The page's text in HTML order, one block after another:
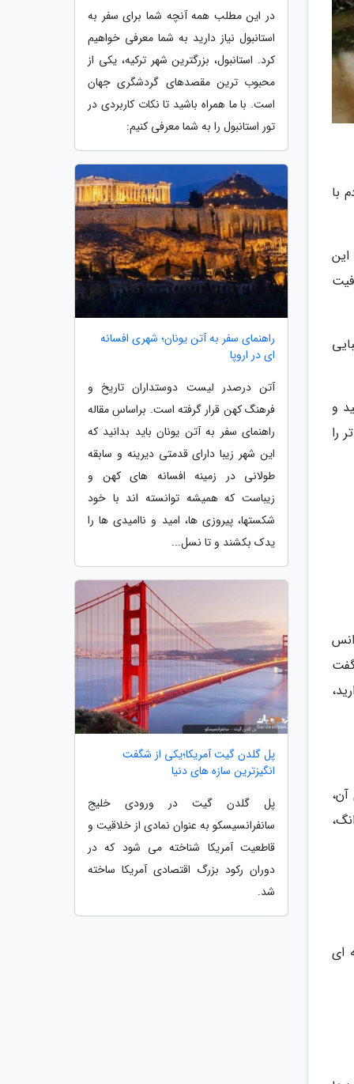
با
و
را
ای
در این مطلب همه آنچه شما برای سفر به
استانبول نیاز دارید به شما معرفی خواهیم
کرد. استانبول، بزرگترین شهر ترکیه، یکی از
محبوب ترین مقصدهای گردشگری جهان
است. با ما همراه باشید تا نکات کاربردی در
تور استانبول را به شما معرفی کنیم:
راهنمای سفر به آتن یونان؛ شهری افسانه
ای در اروپا
آتن درصدر لیست دوستداران تاریخ و
فرهنگ کهن قرار گرفته است. براساس مقاله
راهنمای سفر به آتن یونان باید بدانید که
این شهر زیبا دارای قدمتی دیرینه و سابقه
طولانی در زمینه افسانه های کهن و
زیباست که همیشه توانسته اند با خود
شکستها، پیروزی ها، امید و ناامیدی ها را
یدک بکشند و تا نسل...
پل گلدن گیت آمریکا؛یکی از شگفت
انگیزترین سازه های دنیا
پل گلدن گیت در ورودی خلیج
سانفرانسیسکو به عنوان نمادی از خلاقیت و
قاطعیت آمریکا شناخته می شود که در
دوران رکود بزرگ اقتصادی آمریکا ساخته
شد.